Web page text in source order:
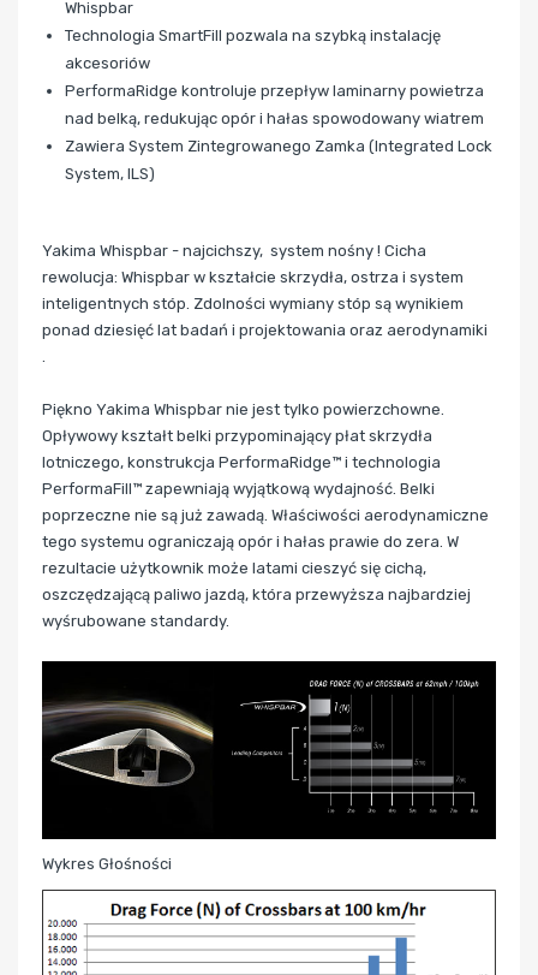
Whispbar
Technologia SmartFill pozwala na szybką instalację
akcesoriów
PerformaRidge kontroluje przepływ laminarny powietrza
nad belką, redukując opór i hałas spowodowany wiatrem
Zawiera System Zintegrowanego Zamka (Integrated Lock
System, ILS)
Yakima Whispbar - najcichszy, system nośny ! Cicha
rewolucja: Whispbar w kształcie skrzydła, ostrza i system
inteligentnych stóp. Zdolności wymiany stóp są wynikiem
ponad dziesięć lat badań i projektowania oraz aerodynamiki
Piękno Yakima Whispbar nie jest tylko powierzchowne.
Opływowy kształt belki przypominający płat skrzydła
lotniczego, konstrukcja PerformaRidge™ i technologia
PerformaFill™ zapewniają wyjątkową wydajność. Belki
poprzeczne nie są już zawadą. Właściwości aerodynamiczne
tego systemu ograniczają opór i hałas prawie do zera. W
rezultacie użytkownik może latami cieszyć się cichą,
oszczędzającą paliwo jazdą, która przewyższa najbardziej
wyśrubowane standardy.
Wykres Głośności